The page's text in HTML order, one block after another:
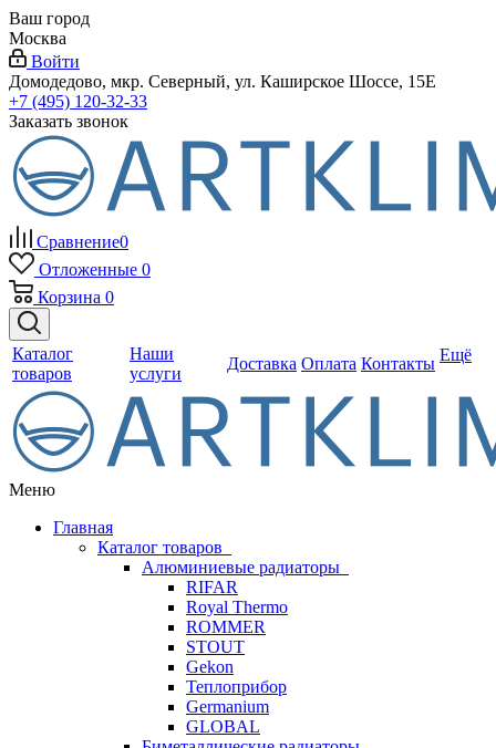
Ваш город
Москва
Войти
Домодедово, мкр. Северный, ул. Каширское Шоссе, 15Е
+7 (495) 120-32-33
Заказать звонок
Сравнение0
Отложенные 0
Корзина 0
Каталог
товаров
Наши
услуги
Доставка Оплата Контакты Ещё
Меню
Главная
Каталог товаров
Алюминиевые радиаторы
RIFAR
Royal Thermo
ROMMER
STOUT
Gekon
Теплоприбор
Germanium
GLOBAL